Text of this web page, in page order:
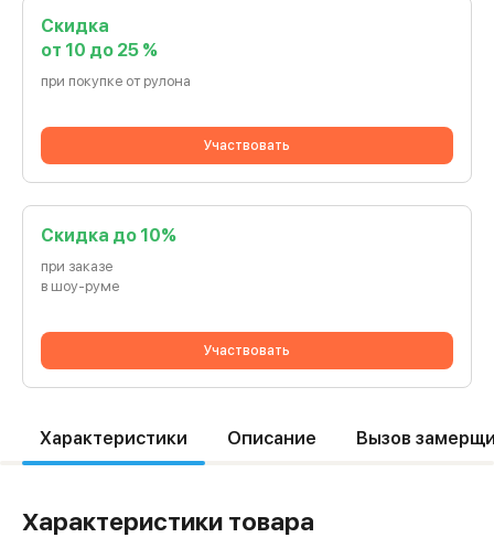
Скидка
от 10 до 25 %
при покупке от рулона
Участвовать
Cкидка до 10%
при заказе
в шоу-руме
Участвовать
Характеристики Описание Вызов
Характеристики товара